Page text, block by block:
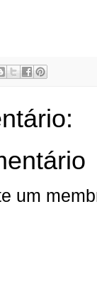
um